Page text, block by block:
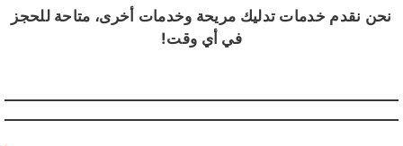
نحن نقدم خدمات تدليك مريحة وخدمات أخرى، متاحة للحجز
في أي وقت!